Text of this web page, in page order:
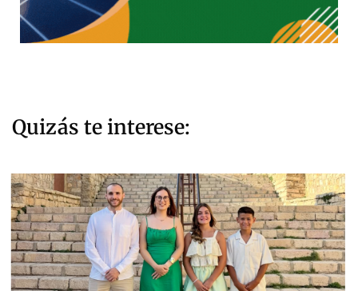
Quizás te interese: